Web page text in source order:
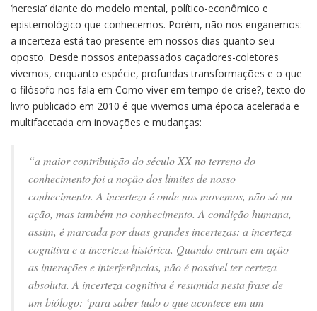
‘heresia’ diante do modelo mental, político-econômico e
epistemológico que conhecemos. Porém, não nos enganemos:
a incerteza está tão presente em nossos dias quanto seu
oposto. Desde nossos antepassados caçadores-coletores
vivemos, enquanto espécie, profundas transformações e o que
o filósofo nos fala em Como viver em tempo de crise?, texto do
livro publicado em 2010 é que vivemos uma época acelerada e
multifacetada em inovações e mudanças:
“a maior contribuição do século XX no terreno do
conhecimento foi a noção dos limites de nosso
conhecimento. A incerteza é onde nos movemos, não só na
ação, mas também no conhecimento. A condição humana,
assim, é marcada por duas grandes incertezas: a incerteza
cognitiva e a incerteza histórica. Quando entram em ação
as interações e interferências, não é possível ter certeza
absoluta. A incerteza cognitiva é resumida nesta frase de
um biólogo: ‘para saber tudo o que acontece em um